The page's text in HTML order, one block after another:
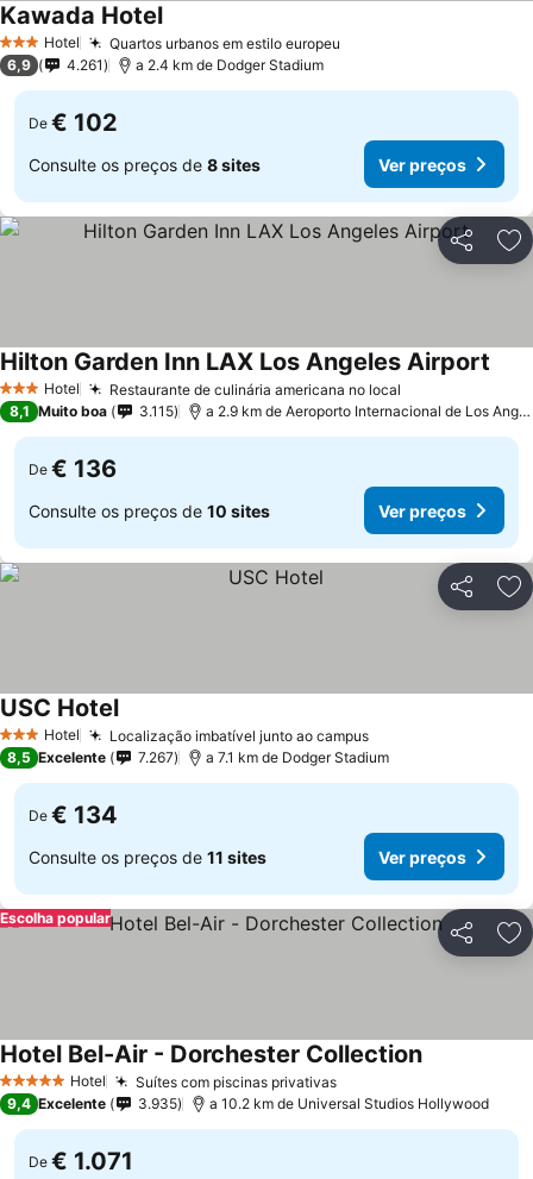
3 EstrelasHotel Quartos urbanos em estilo europeu
Kawada Hotel
6,9 4.261 a 2.4 km de Dodger Stadium
De € 102
Consulte os preços de 8 sites Ver preços
Partilhar
3 EstrelasHotel Restaurante de culinária americana no local
Hilton Garden Inn LAX Los Angeles Airport
8,1 Muito boa 3.115 a 2.9 km de Aeroporto Internacional de Los Angeles
De € 136
Consulte os preços de 10 sites Ver preços
Partilhar
3 EstrelasHotel Localização imbatível junto ao campus
USC Hotel
8,5 Excelente 7.267 a 7.1 km de Dodger Stadium
De € 134
Consulte os preços de 11 sites Ver preços
Partilhar
Escolha popular
5 Estrelas Hotel Suítes com piscinas privativas
Hotel Bel-Air - Dorchester Collection
9,4 Excelente 3.935 a 10.2 km de Universal Studios Hollywood
De € 1.071